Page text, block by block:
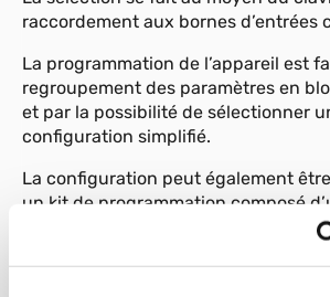
raccordement aux bornes d’entrées
La programmation de l’appareil est
regroupement des paramètres en
et par la possibilité de sélectionner
configuration simplifié.
La configuration peut également
un kit de programmation composé
liaison PC/Indicateur et d’un logiciel
fonctionnant sous Windows (voir